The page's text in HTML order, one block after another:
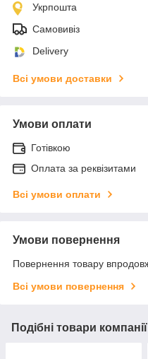
Укрпошта
Самовивіз
Delivery
Всі умови доставки
Умови оплати
Готівкою
Оплата за реквізитами
Всі умови оплати
Умови повернення
Повернення товару
Всі умови повернення
Подібні товари компанії